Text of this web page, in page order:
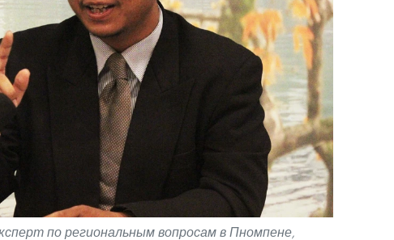
по региональным вопросам в Пномпене,